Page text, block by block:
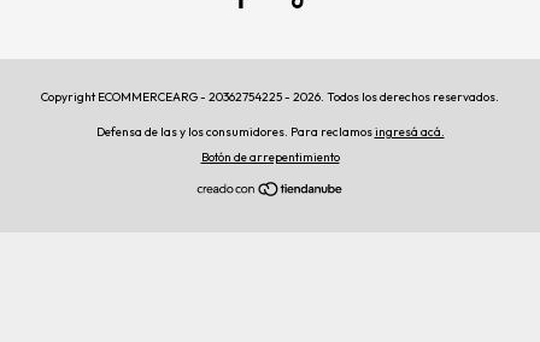
Copyright ECOMMERCEARG - 20362754225 - 2026. Todos los derechos reservados.
Defensa de las y los consumidores. Para reclamosingresá acá.
Botón de arrepentimiento